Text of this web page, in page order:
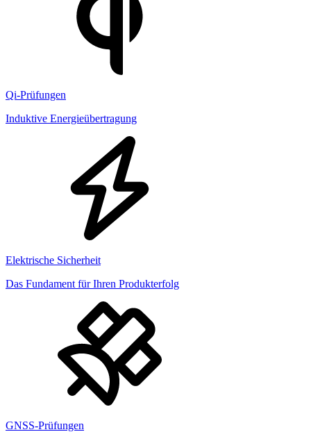
Qi-Prüfungen
Induktive Energieübertragung
Elektrische Sicherheit
Das Fundament für Ihren Produkterfolg
GNSS-Prüfungen